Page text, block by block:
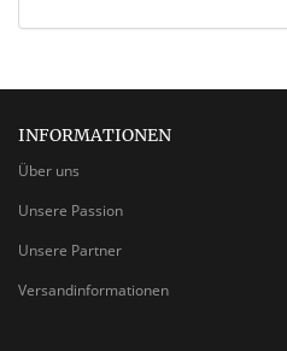
INFORMATIONEN
Über uns
Unsere Passion
Unsere Partner
Versandinformationen